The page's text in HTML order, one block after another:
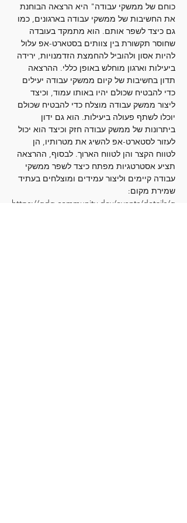
כוחם של ממשקי עבודה" היא הרצאה הבוחנת
את החשיבות של ממשקי עבודה בארגונים, כמו
גם כיצד לשפר אותם. הוא מתמקד בעובדה
שחוסר תקשורת בין צוותים בסטארט-אפ עלול
להיות אסון ולהוביל להחמצת הזדמנויות, ירידה
ביעילות וארגון מוחלש באופן כללי. ההרצאה
תדון בחשיבות של קיום ממשקי עבודה יעילים
כדי להבטיח שכולם יהיו באותו עמוד, וכיצד
ליצור ממשק עבודה מוצלח כדי להבטיח שכולם
יוכלו לשתף פעולה ביעילות. הוא גם ידון
ביתרונות של ממשק עבודה חזק וכיצד הוא יכול
לעזור לסטארט-אפ להשיג את מטרותיו, הן
לטווח הקצר והן לטווח הארוך. לבסוף, ההרצאה
תציע אסטרטגיות מפתח כיצד לשפר ממשקי
עבודה קיימים וליצור עמידים ומוצלחים בעתיד
שמירת מקום:
https://gdg.community.dev/events/details/g